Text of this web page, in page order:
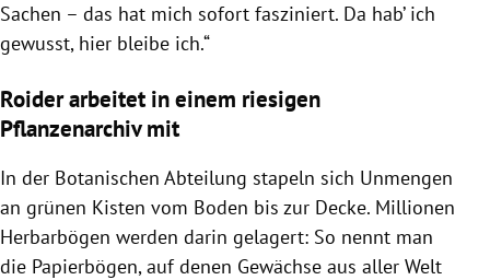
Sachen – das hat mich sofort fasziniert. Da hab’ ich
gewusst, hier bleibe ich.“
Roider arbeitet in einem riesigen
Pflanzenarchiv mit
In der Botanischen Abteilung stapeln sich Unmengen
an grünen Kisten vom Boden bis zur Decke. Millionen
Herbarbögen werden darin gelagert: So nennt man
die Papierbögen, auf denen Gewächse aus aller Welt